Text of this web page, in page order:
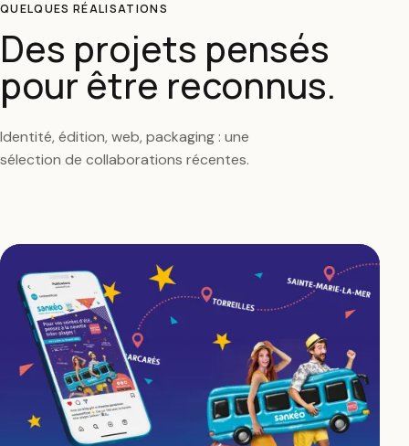
QUELQUES RÉALISATIONS
Des projets pensés
pour être reconnus.
Identité, édition, web, packaging : une
sélection de collaborations récentes.